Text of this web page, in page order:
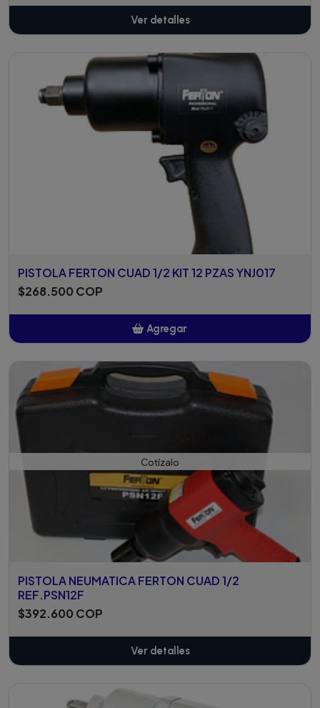
Ver detalles
PISTOLA FERTON CUAD 1/2 KIT 12 PZAS YNJ017
$268.500 COP
Agregar
Cotízalo
PISTOLA NEUMATICA FERTON CUAD 1/2
REF.PSN12F
$392.600 COP
Ver detalles